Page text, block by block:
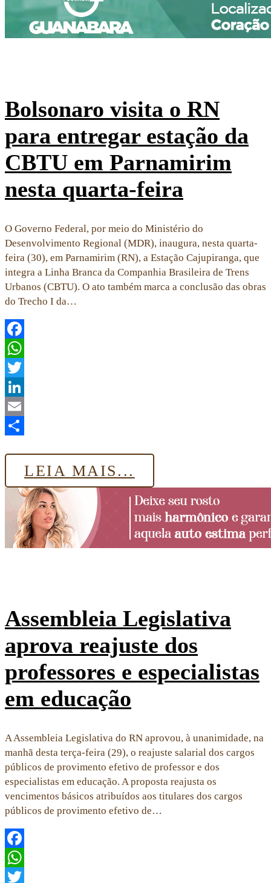
Bolsonaro visita o RN
para entregar estação da
CBTU em Parnamirim
nesta quarta-feira
O Governo Federal, por meio do Ministério do
Desenvolvimento Regional (MDR), inaugura, nesta quarta-
feira (30), em Parnamirim (RN), a Estação Cajupiranga, que
integra a Linha Branca da Companhia Brasileira de Trens
Urbanos (CBTU). O ato também marca a conclusão das obras
do Trecho I da…
Facebook
WhatsApp
Twitter
LinkedIn
Email
LEIA MAIS...
Assembleia Legislativa
aprova reajuste dos
professores e especialistas
em educação
A Assembleia Legislativa do RN aprovou, à unanimidade, na
manhã desta terça-feira (29), o reajuste salarial dos cargos
públicos de provimento efetivo de professor e dos
especialistas em educação. A proposta reajusta os
vencimentos básicos atribuídos aos titulares dos cargos
públicos de provimento efetivo de…
Facebook
WhatsApp